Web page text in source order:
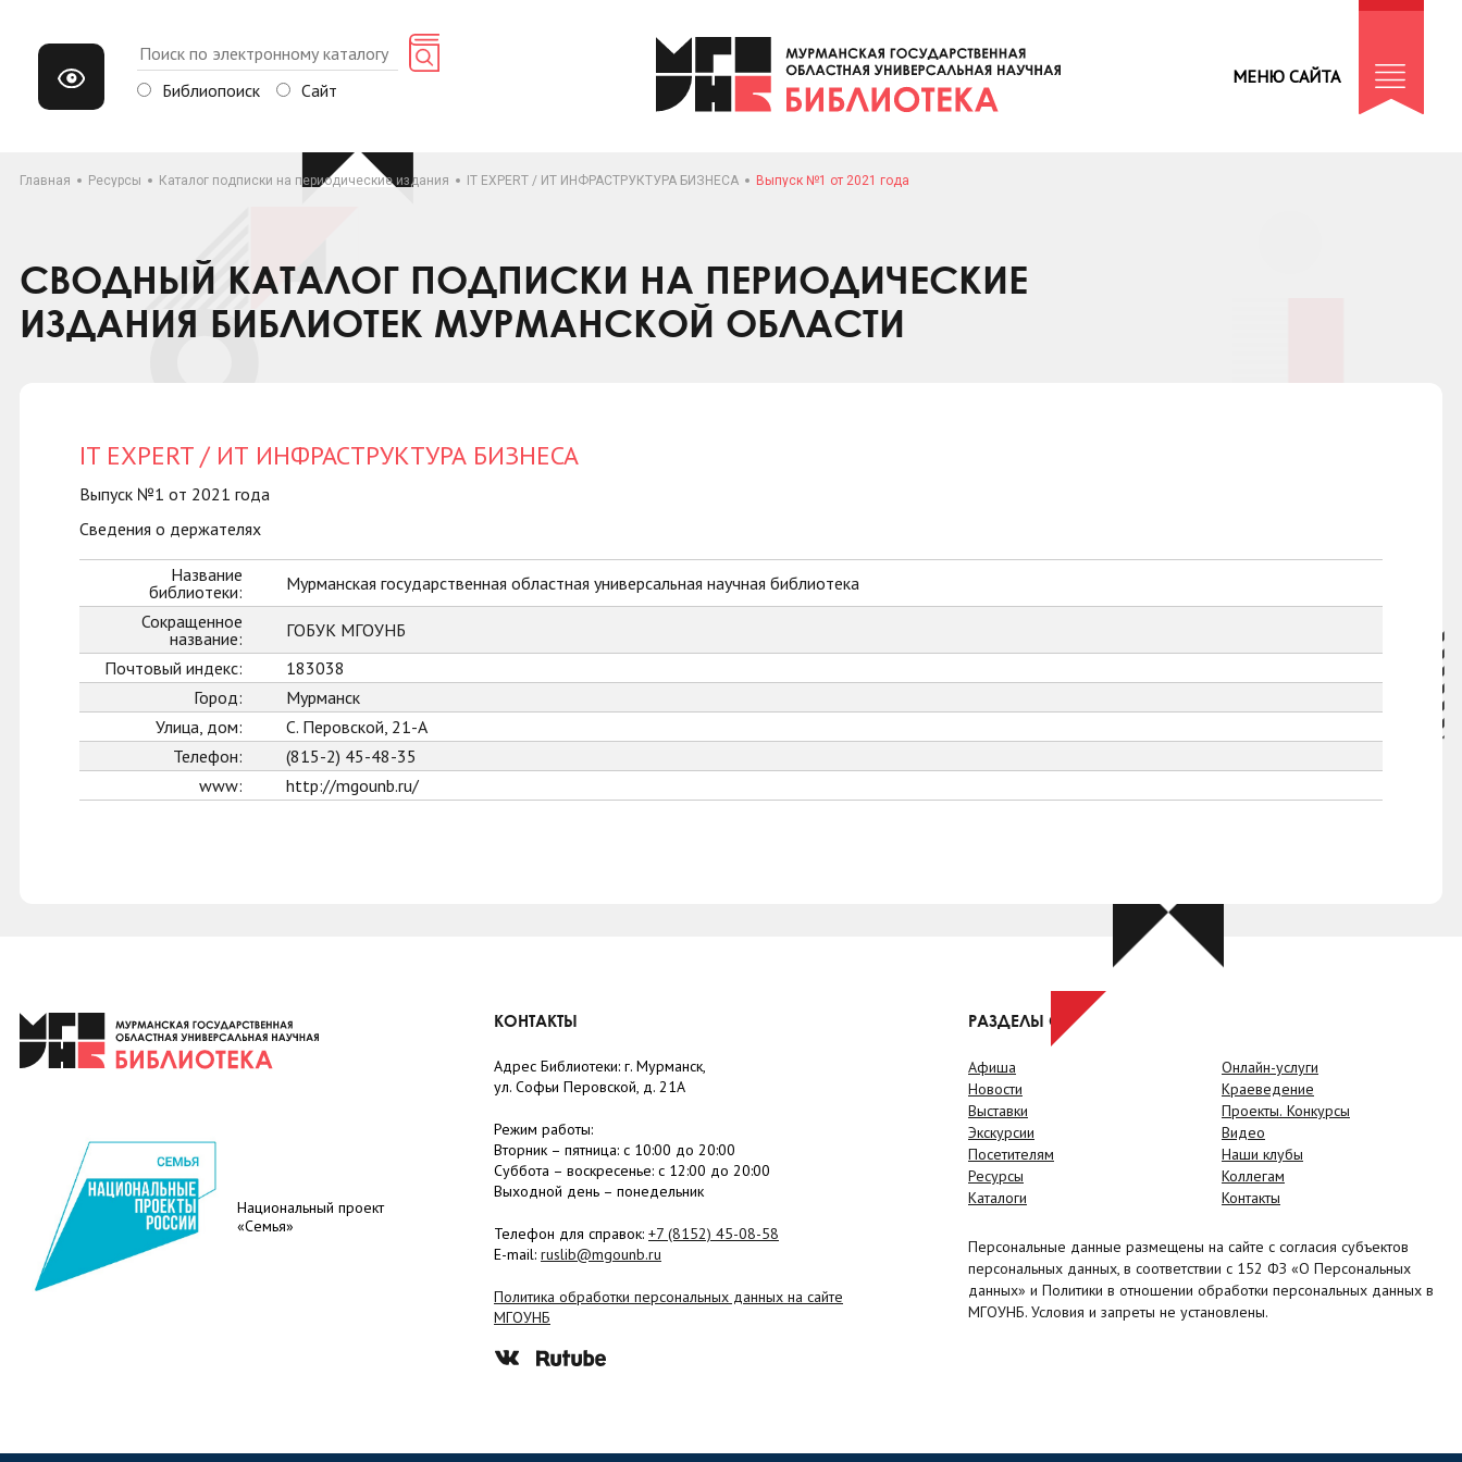
Библиопоиск Сайт
МЕНЮ САЙТА
Главная Ресурсы Каталог подписки на периодические издания IT EXPERT / ИТ ИНФРАСТРУКТУРА БИЗНЕСА Выпуск №1 от 2021 года
СВОДНЫЙ КАТАЛОГ ПОДПИСКИ НА ПЕРИОДИЧЕСКИЕ
ИЗДАНИЯ БИБЛИОТЕК МУРМАНСКОЙ ОБЛАСТИ
IT EXPERT / ИТ ИНФРАСТРУКТУРА БИЗНЕСА
Выпуск №1 от 2021 года
Сведения о держателях
Название
библиотеки:
Мурманская государственная областная универсальная научная библиотека
Сокращенное
название:
ГОБУК МГОУНБ
Почтовый индекс:
183038
Город:
Мурманск
Улица, дом:
С. Перовской, 21-А
Телефон:
(815-2) 45-48-35
www:
http://mgounb.ru/
Национальный проект
«Семья»
КОНТАКТЫ
Адрес Библиотеки: г. Мурманск,
ул. Софьи Перовской, д. 21А
Режим работы:
Вторник – пятница: с 10:00 до 20:00
Суббота – воскресенье: c 12:00 до 20:00
Выходной день – понедельник
Телефон для справок: +7 (8152) 45-08-58
E-mail: ruslib@mgounb.ru
Политика обработки персональных данных на сайте
МГОУНБ
РАЗДЕЛЫ САЙТА
Афиша
Новости
Выставки
Экскурсии
Посетителям
Ресурсы
Каталоги
Онлайн-услуги
Краеведение
Проекты. Конкурсы
Видео
Наши клубы
Коллегам
Контакты
Персональные данные размещены на сайте с согласия субъектов
персональных данных, в соответствии с 152 ФЗ «О Персональных
данных» и Политики в отношении обработки персональных данных в
МГОУНБ. Условия и запреты не установлены.